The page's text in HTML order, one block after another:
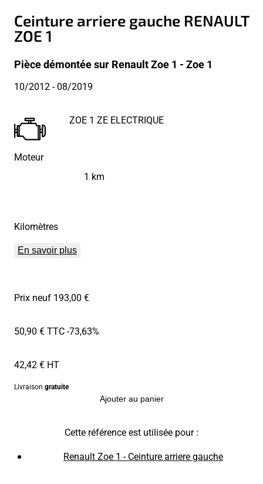
Ceinture arriere gauche RENAULT
ZOE 1
Pièce démontée sur Renault Zoe 1 - Zoe 1
10/2012 - 08/2019
Moteur
ZOE 1 ZE ELECTRIQUE
Kilomètres
1 km
En savoir plus
Prix neuf 193,00 €
50,90 € TTC-73,63%
42,42 € HT
Livraison gratuite
Ajouter au panier
Cette référence est utilisée pour :
Renault Zoe 1 - Ceinture arriere gauche